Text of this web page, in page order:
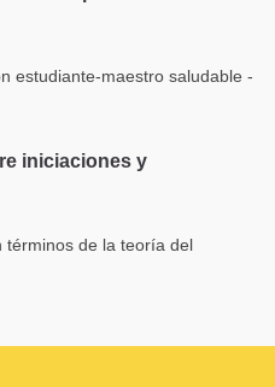
estudiante-maestro saludable -
iniciaciones y
términos de la teoría del